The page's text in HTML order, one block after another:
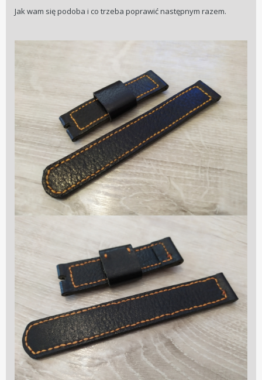
Jak wam się podoba i co trzeba poprawić następnym razem.